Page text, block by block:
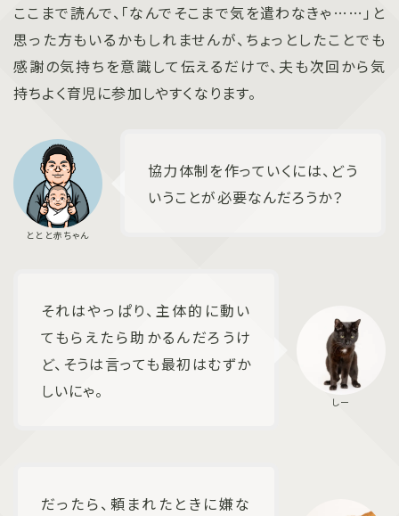
ここまで読んで、「なんでそこまで気を遣わなきゃ……」と
思った方もいるかもしれませんが、ちょっとしたことでも
感謝の気持ちを意識して伝えるだけで、夫も次回から気
持ちよく育児に参加しやすくなります。
協力体制を作っていくには、どう
いうことが必要なんだろうか？
それはやっぱり、主体的に動い
てもらえたら助かるんだろうけ
ど、そうは言っても最初はむずか
しいにゃ。
だったら、頼まれたときに嫌な